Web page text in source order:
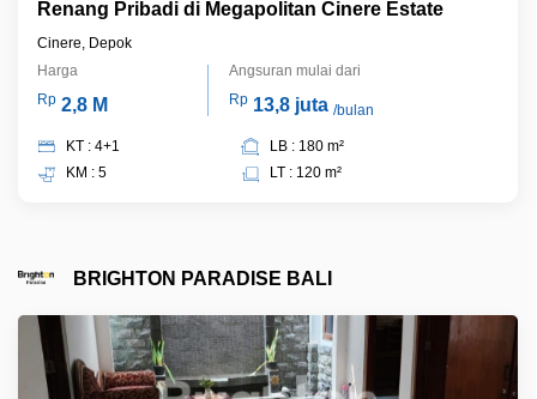
Renang Pribadi di Megapolitan Cinere Estate
Cinere, Depok
Harga
Rp 2,8 M
Angsuran mulai dari
Rp 13,8 juta /bulan
KT : 4+1
KM : 5
LB : 180 m²
LT : 120 m²
BRIGHTON PARADISE BALI